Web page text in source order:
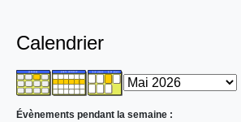
Calendrier
Évènements pendant la semaine :